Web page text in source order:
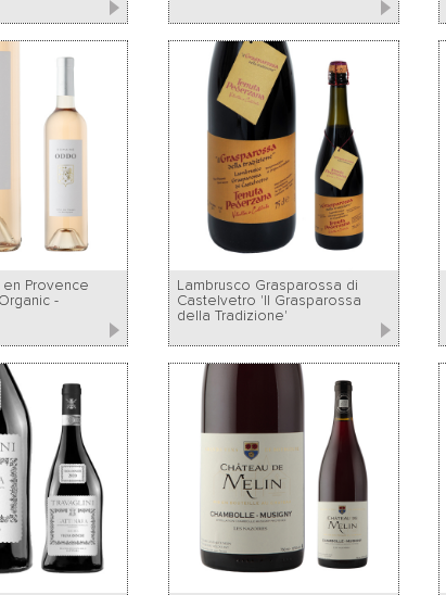
Provence
-
Lambrusco Grasparossa di
Castelvetro 'Il Grasparossa
della Tradizione'